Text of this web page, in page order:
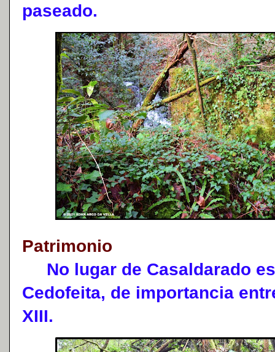
paseado.
Patrimonio
No lugar de Casaldarado
Cedofeita, de importancia
XIII.